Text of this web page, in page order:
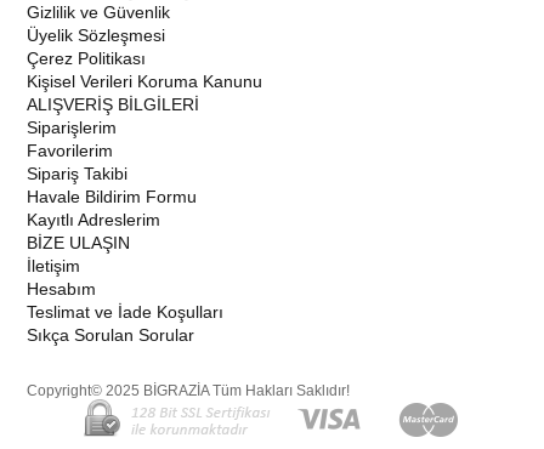
Gizlilik ve Güvenlik
Üyelik Sözleşmesi
Çerez Politikası
Kişisel Verileri Koruma Kanunu
ALIŞVERİŞ BİLGİLERİ
Siparişlerim
Favorilerim
Sipariş Takibi
Havale Bildirim Formu
Kayıtlı Adreslerim
BİZE ULAŞIN
İletişim
Hesabım
Teslimat ve İade Koşulları
Sıkça Sorulan Sorular
Copyright© 2025 BİGRAZİA Tüm Hakları Saklıdır!